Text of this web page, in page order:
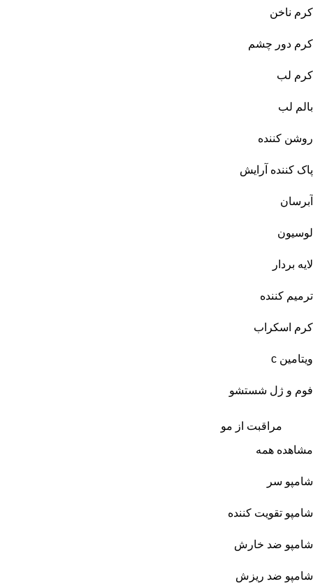
کرم ناخن
کرم دور چشم
کرم لب
بالم لب
روشن کننده
پاک کننده آرایش
آبرسان
لوسیون
لایه بردار
ترمیم کننده
کرم اسکراب
ویتامین c
فوم و ژل شستشو
مراقبت از مو
مشاهده همه
شامپو سر
شامپو تقویت کننده
شامپو ضد خارش
شامپو ضد ریزش